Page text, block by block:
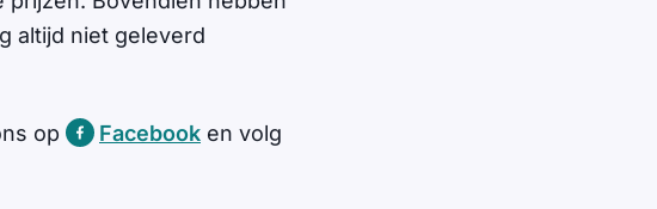
altijd niet geleverd
op Facebook en volg